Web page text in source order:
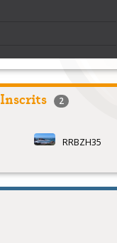
Inscrits 2
RRBZH35